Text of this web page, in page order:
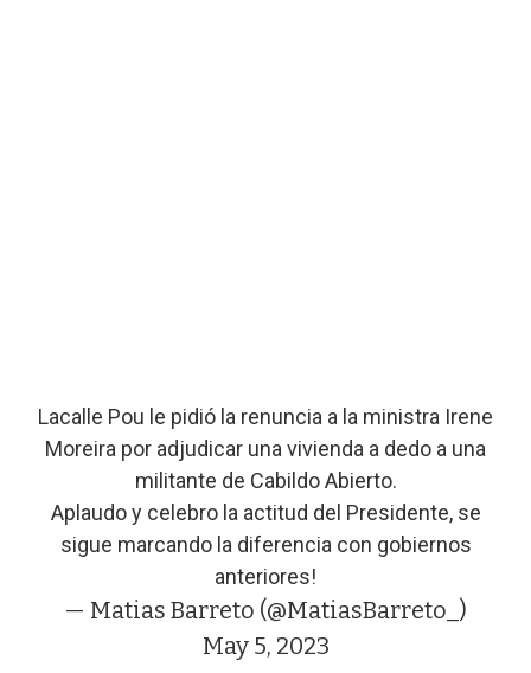
Lacalle Pou le pidió la renuncia a la ministra Irene
Moreira por adjudicar una vivienda a dedo a una
militante de Cabildo Abierto.
Aplaudo y celebro la actitud del Presidente, se
sigue marcando la diferencia con gobiernos
anteriores!
— Matias Barreto (@MatiasBarreto_)
May 5, 2023